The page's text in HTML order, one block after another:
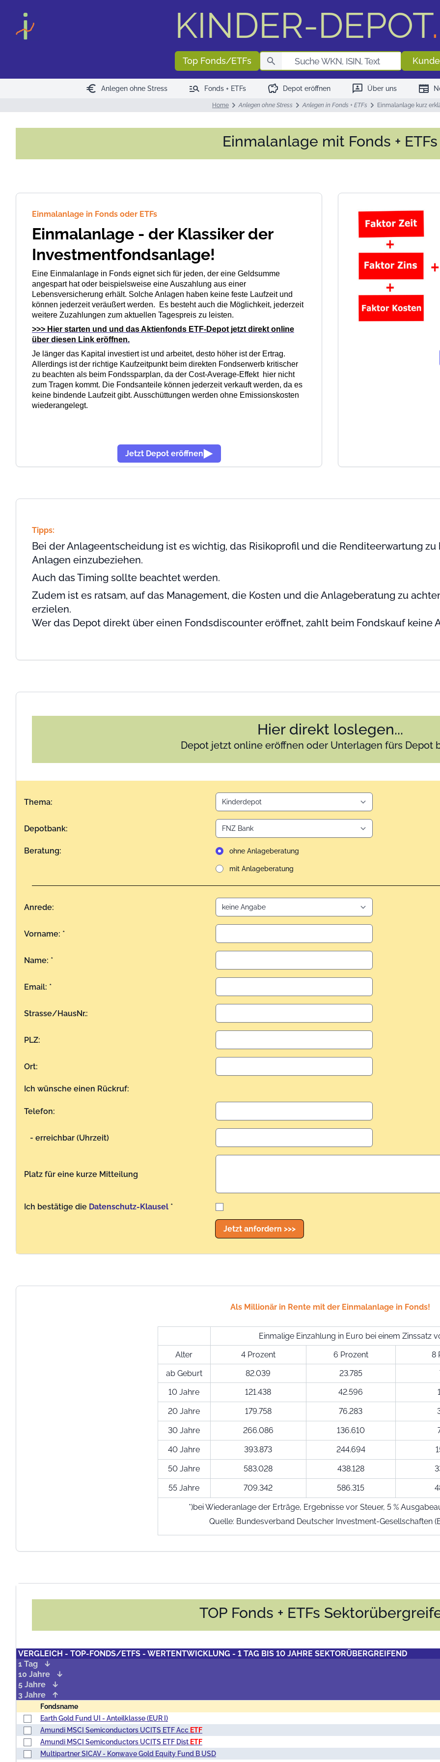
KINDER-DEPOT.
Top Fonds/ETFs
euro Anlegen ohne Stress manage_search Fonds + ETFs savings Depot eröffnen 3p Über uns newspaper
Home Anlegen ohne Stress Anlegen in Fonds + ETFs Einmalanlage kurz
Einmalanlage mit Fonds + ETFs
Einmalanlage in Fonds oder ETFs
Einmalanlage - der Klassiker der
Investmentfondsanlage!
Eine Einmalanlage in Fonds eignet sich für jeden, der eine Geldsumme
angespart hat oder beispielsweise eine Auszahlung aus einer
Lebensversicherung erhält. Solche Anlagen haben keine feste Laufzeit und
können jederzeit veräußert werden. Es besteht auch die Möglichkeit, jederzeit
weitere Zuzahlungen zum aktuellen Tagespreis zu leisten.
>>> Hier starten und und das Aktienfonds ETF-Depot jetzt direkt online
über diesen Link eröffnen.
Je länger das Kapital investiert ist und arbeitet, desto höher ist der Ertrag.
Allerdings ist der richtige Kaufzeitpunkt beim direkten Fondserwerb kritischer
zu beachten als beim Fondssparplan, da der Cost-Average-Effekt hier nicht
zum Tragen kommt. Die Fondsanteile können jederzeit verkauft werden, da es
keine bindende Laufzeit gibt. Ausschüttungen werden ohne Emissionskosten
wiederangelegt.
Jetzt Depot eröffnen
Tipps:
Bei der Anlageentscheidung ist es wichtig, das Risikoprofil und die Renditeerwartung
Anlagen einzubeziehen.
Auch das Timing sollte beachtet werden.
Zudem ist es ratsam, auf das Management, die Kosten und die Anlageberatung zu
erzielen.
Wer das Depot direkt über einen Fondsdiscounter eröffnet, zahlt beim Fondskauf keine
Hier direkt loslegen...
Depot jetzt online eröffnen oder Unterlagen fürs Depot
Thema:
Depotbank:
Beratung: ohne Anlageberatung
mit Anlageberatung
Anrede:
Vorname: *
Name: *
Email: *
Strasse/HausNr.:
PLZ:
Ort:
Ich wünsche einen Rückruf:
Telefon:
- erreichbar (Uhrzeit)
Platz für eine kurze Mitteilung
Benutzername
Ich bestätige die Datenschutz-Klausel *
Jetzt anfordern >>>
Als Millionär in Rente mit der Einmalanlage in Fonds!
Einmalige Einzahlung in Euro bei einem Zinssatz
Alter
4 Prozent 6 Prozent
8
ab Geburt
82.039 23.785
10 Jahre
121.438 42.596
20 Jahre 179.758 76.283
30 Jahre 266.086 136.610
40 Jahre 393.873 244.694
50 Jahre 583.028 438.128
55 Jahre 709.342 586.315
*)bei Wiederanlage der Erträge, Ergebnisse vor Steuer, 5 %
Quelle: Bundesverband Deutscher Investment-Gesellschaften
TOP Fonds + ETFs
VERGLEICH - TOP-FONDS/ETFS - WERTENTWICKLUNG - 1 TAG BIS 10 JAHRE SEKTORÜBERGREIFEND
1 Tag
10 Jahre
5 Jahre
3 Jahre
Fondsname
Earth Gold Fund UI - Anteilklasse (EUR I)
Amundi MSCI Semiconductors UCITS ETF Acc ETF
Amundi MSCI Semiconductors UCITS ETF Dist ETF
Multipartner SICAV - Konwave Gold Equity Fund B USD